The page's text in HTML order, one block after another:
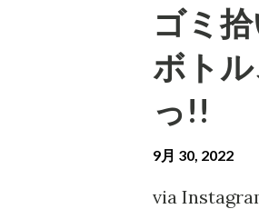
ゴミ
ボト
っ!!
9月 30, 2022
via